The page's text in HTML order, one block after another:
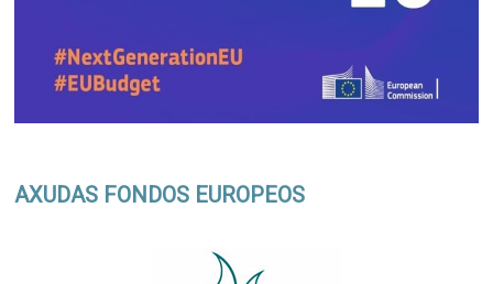
AXUDAS FONDOS EUROPEOS